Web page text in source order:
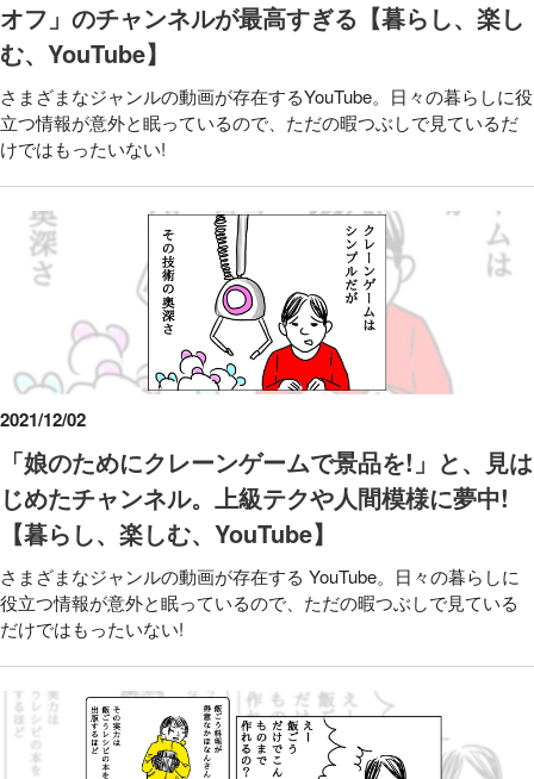
オフ」のチャンネルが最高すぎる【暮らし、楽し
む、YouTube】
さまざまなジャンルの動画が存在するYouTube。日々の暮らしに役
立つ情報が意外と眠っているので、ただの暇つぶしで見ているだ
けではもったいない!
「娘のためにクレーンゲームで景品を!」と、見は
じめたチャンネル。上級テクや人間模様に夢中!
【暮らし、楽しむ、YouTube】
2021/12/02
さまざまなジャンルの動画が存在する YouTube。日々の暮らしに
役立つ情報が意外と眠っているので、ただの暇つぶしで見ている
だけではもったいない!